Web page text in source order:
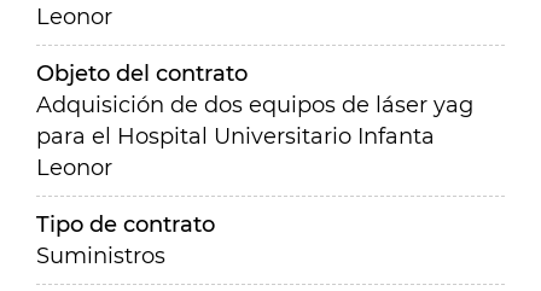
Leonor
Objeto del contrato
Adquisición de dos equipos de láser yag
para el Hospital Universitario Infanta
Leonor
Tipo de contrato
Suministros